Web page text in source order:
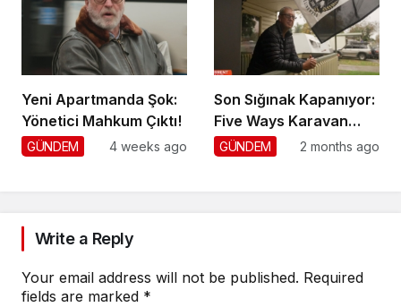
Yeni Apartmanda Şok:
Yönetici Mahkum Çıktı!
GÜNDEM 4 weeks ago
Son Sığınak Kapanıyor:
Five Ways Karavan
Park
GÜNDEM 2 months ago
Write a Reply
Your email address will not be published. Required
fields are marked *